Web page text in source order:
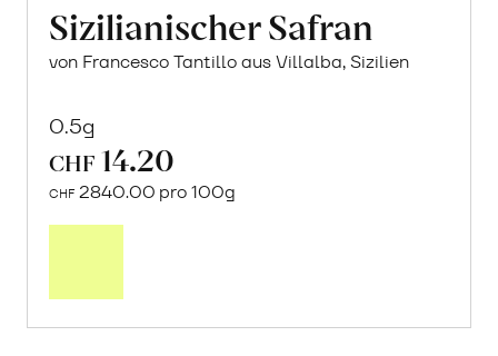
Sizilianischer Safran
von Francesco Tantillo aus Villalba, Sizilien
0.5g
CHF 14.20
CHF 2840.00 pro 100g
In